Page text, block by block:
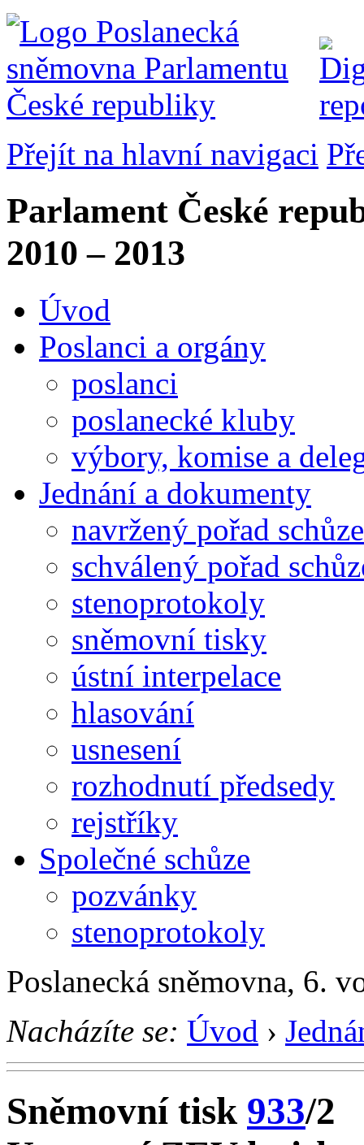
Přejít na hlavní navigaci
Parlament České
2010 – 2013
Úvod
Poslanci a orgány
poslanci
poslanecké kluby
výbory, komise a
Jednání a dokumenty
navržený pořad schůze
schválený pořad
stenoprotokoly
sněmovní tisky
ústní interpelace
hlasování
usnesení
rozhodnutí předsedy
rejstříky
Společné schůze
pozvánky
stenoprotokoly
Poslanecká sněmovna, 6.
Nacházíte se: Úvod ›
Sněmovní tisk 933/2